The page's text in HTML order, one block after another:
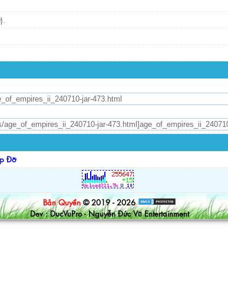
Đỡ
Bản Quyền © 2019 - 2026
Dev : DucVuPro - Nguyễn Đức Vũ Entertainment